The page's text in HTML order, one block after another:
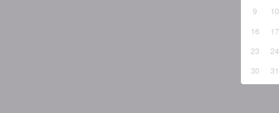
9
10
16
17
23
24
30
31